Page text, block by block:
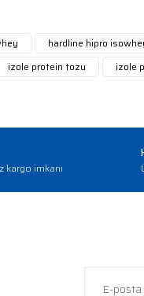
bilgiler bulunuyor.
hardline hipro
izole protein tozu izole
kargo imkanı